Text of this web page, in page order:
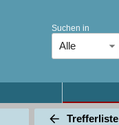
Suchen in
Alle
Trefferliste